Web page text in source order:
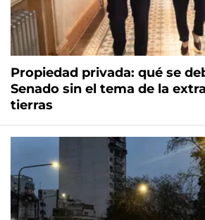
Propiedad privada: qué se
Senado sin el tema de la
tierras